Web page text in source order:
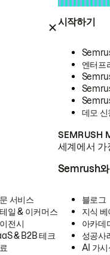
시작하기
엔터프
데모 신
SEMRUSH
세계에서 가
서비스
일 & 이커머스
전시
& B2B 테크
Semrush와
블로그
지식 베
아카데
성공사
AI 가시